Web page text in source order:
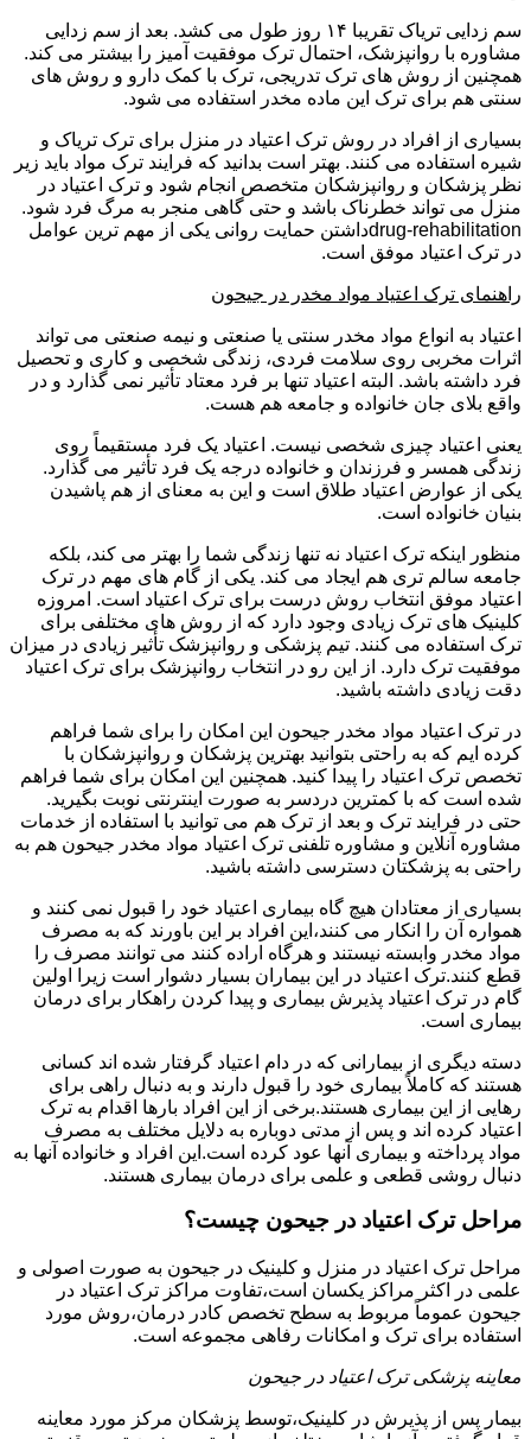
سم زدایی تریاک تقریبا ۱۴ روز طول می کشد. بعد از سم زدایی
مشاوره با روانپزشک، احتمال ترک موفقیت آمیز را بیشتر می کند.
همچنین از روش های ترک تدریجی، ترک با کمک دارو و روش های
سنتی هم برای ترک این ماده مخدر استفاده می شود.
بسیاری از افراد در روش ترک اعتیاد در منزل برای ترک تریاک و
شیره استفاده می کنند. بهتر است بدانید که فرایند ترک مواد باید زیر
نظر پزشکان و روانپزشکان متخصص انجام شود و ترک اعتیاد در
منزل می تواند خطرناک باشد و حتی گاهی منجر به مرگ فرد شود.
drug-rehabilitationداشتن حمایت روانی یکی از مهم ترین عوامل
در ترک اعتیاد موفق است.
راهنمای ترک اعتیاد مواد مخدر در جیحون
اعتیاد به انواع مواد مخدر سنتی یا صنعتی و نیمه صنعتی می تواند
اثرات مخربی روی سلامت فردی، زندگی شخصی و کاری و تحصیل
فرد داشته باشد. البته اعتیاد تنها بر فرد معتاد تأثیر نمی گذارد و در
واقع بلای جان خانواده و جامعه هم هست.
یعنی اعتیاد چیزی شخصی نیست. اعتیاد یک فرد مستقیماً روی
زندگی همسر و فرزندان و خانواده درجه یک فرد تأثیر می گذارد.
یکی از عوارض اعتیاد طلاق است و این به معنای از هم پاشیدن
بنیان خانواده است.
منظور اینکه ترک اعتیاد نه تنها زندگی شما را بهتر می کند، بلکه
جامعه سالم تری هم ایجاد می کند. یکی از گام های مهم در ترک
اعتیاد موفق انتخاب روش درست برای ترک اعتیاد است. امروزه
کلینیک های ترک زیادی وجود دارد که از روش های مختلفی برای
ترک استفاده می کنند. تیم پزشکی و روانپزشک تأثیر زیادی در میزان
موفقیت ترک دارد. از این رو در انتخاب روانپزشک برای ترک اعتیاد
دقت زیادی داشته باشید.
در ترک اعتیاد مواد مخدر جیحون این امکان را برای شما فراهم
کرده ایم که به راحتی بتوانید بهترین پزشکان و روانپزشکان با
تخصص ترک اعتیاد را پیدا کنید. همچنین این امکان برای شما فراهم
شده است که با کمترین دردسر به صورت اینترنتی نوبت بگیرید.
حتی در فرایند ترک و بعد از ترک هم می توانید با استفاده از خدمات
مشاوره آنلاین و مشاوره تلفنی ترک اعتیاد مواد مخدر جیحون هم به
راحتی به پزشکتان دسترسی داشته باشید.
بسیاری از معتادان هیچ گاه بیماری اعتیاد خود را قبول نمی کنند و
همواره آن را انکار می کنند،این افراد بر این باورند که به مصرف
مواد مخدر وابسته نیستند و هرگاه اراده کنند می توانند مصرف را
قطع کنند.ترک اعتیاد در این بیماران بسیار دشوار است زیرا اولین
گام در ترک اعتیاد پذیرش بیماری و پیدا کردن راهکار برای درمان
بیماری است.
دسته دیگری از بیمارانی که در دام اعتیاد گرفتار شده اند کسانی
هستند که کاملاً بیماری خود را قبول دارند و به دنبال راهی برای
رهایی از این بیماری هستند.برخی از این افراد بارها اقدام به ترک
اعتیاد کرده اند و پس از مدتی دوباره به دلایل مختلف به مصرف
مواد پرداخته و بیماری آنها عود کرده است.این افراد و خانواده آنها به
دنبال روشی قطعی و علمی برای درمان بیماری هستند.
مراحل ترک اعتیاد در جیحون چیست؟
مراحل ترک اعتیاد در منزل و کلینیک در جیحون به صورت اصولی و
علمی در اکثر مراکز یکسان است،تفاوت مراکز ترک اعتیاد در
جیحون عموماً مربوط به سطح تخصص کادر درمان،روش مورد
استفاده برای ترک و امکانات رفاهی مجموعه است.
معاینه پزشکی ترک اعتیاد در جیحون
بیمار پس از پذیرش در کلینیک،توسط پزشکان مرکز مورد معاینه